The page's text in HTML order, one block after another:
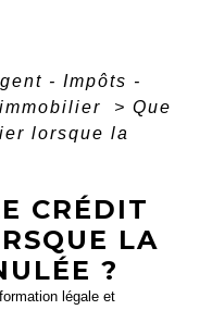
- Impôts -
> Que
lorsque la
CRÉDIT
LA
?
légale et